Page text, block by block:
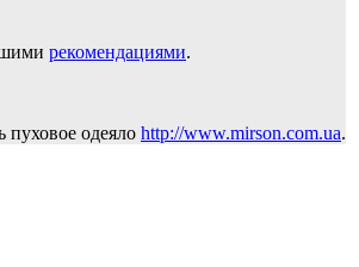
рекомендациями.
пуховое одеяло http://www.mirson.com.ua.